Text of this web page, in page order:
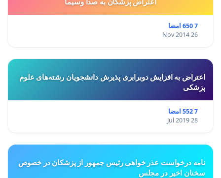
7 650 امضا
26 Nov 2014
اعتراض به افزایش دوبرابری پذیرش دانشجویان رشته‌های علوم
پزشکی
7 552 امضا
28 Jul 2019
نامه درخواست عذر خواهی رئیس جمهور از پزشکان در خصوص
سخنان اخیر در مجلس